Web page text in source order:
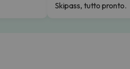
Skipass, tutto pronto.